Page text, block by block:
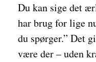
Du kan sige det
har brug for lige
du spørger.” Det
være der – uden